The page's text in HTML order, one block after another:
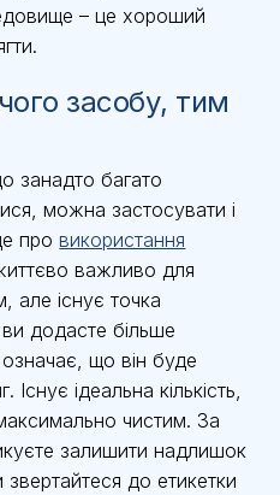
– це хороший
засобу, тим
занадто багато
можна застосувати і
провикористання
важливо для
але існує точка
додасте більше
що він буде
ідеальна кількість,
чистим. За
залишити надлишок
до етикетки